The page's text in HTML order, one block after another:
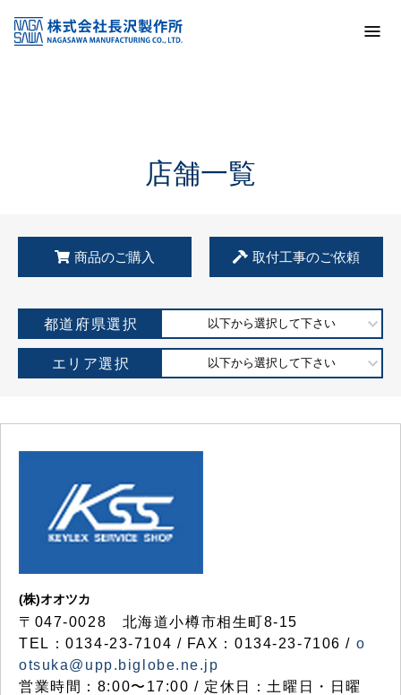
KSS加盟店・取扱店情報
店舗一覧
店舗一覧
商品のご購入 取付工事のご依頼
都道府県選択 以下から選択して下さい
エリア選択 以下から選択して下さい
(株)オオツカ
〒047-0028 北海道小樽市相生町8-15
TEL：0134-23-7104 / FAX：0134-23-7106 / o
otsuka@upp.biglobe.ne.jp
営業時間：8:00〜17:00 / 定休日：土曜日・日曜